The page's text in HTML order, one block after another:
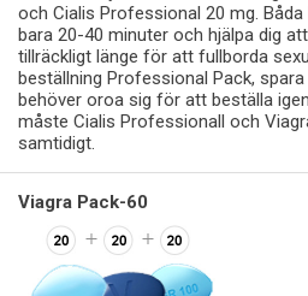
och Cialis Professional 20 mg.
bara 20-40 minuter och hjälpa dig
tillräckligt länge för att fullborda
beställning Professional Pack,
behöver oroa sig för att beställa
måste Cialis Professionall och
samtidigt.
Viagra Pack-60